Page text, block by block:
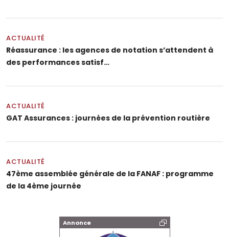
ACTUALITÉ
Réassurance : les agences de notation s’attendent à
des performances satisf…
ACTUALITÉ
GAT Assurances : journées de la prévention routière
ACTUALITÉ
47ème assemblée générale de la FANAF : programme
de la 4ème journée
Annonce